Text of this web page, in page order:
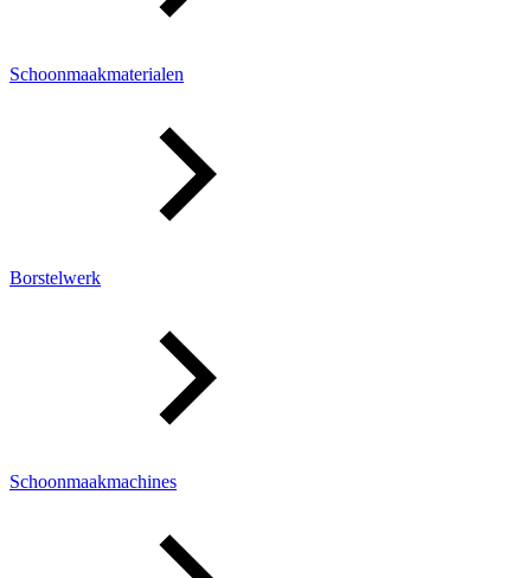
Schoonmaakmaterialen
Borstelwerk
Schoonmaakmachines